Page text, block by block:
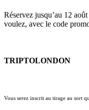
Réservez jusqu’au 12
voulez, avec le code
TRIPTOLONDON
Vous serez inscrit au tirage au sort